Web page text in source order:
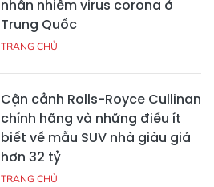
nhân nhiễm virus corona ở
Trung Quốc
TRANG CHỦ
Cận cảnh Rolls-Royce Cullinan
chính hãng và những điều ít
biết về mẫu SUV nhà giàu giá
hơn 32 tỷ
TRANG CHỦ